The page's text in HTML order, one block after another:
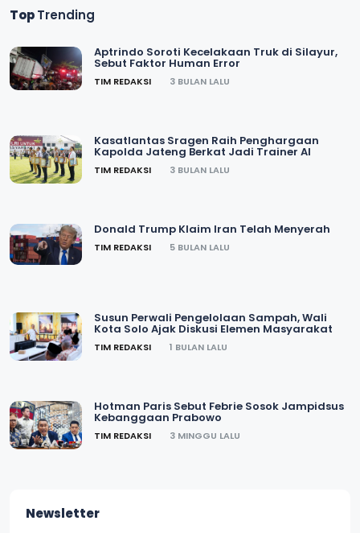
TopTrending
Aptrindo Soroti Kecelakaan Truk di Silayur,
Sebut Faktor Human Error
TIM REDAKSI 3 BULAN LALU
Kasatlantas Sragen Raih Penghargaan
Kapolda Jateng Berkat Jadi Trainer AI
TIM REDAKSI 3 BULAN LALU
Donald Trump Klaim Iran Telah Menyerah
TIM REDAKSI 5 BULAN LALU
Susun Perwali Pengelolaan Sampah, Wali
Kota Solo Ajak Diskusi Elemen Masyarakat
TIM REDAKSI 1 BULAN LALU
Hotman Paris Sebut Febrie Sosok Jampidsus
Kebanggaan Prabowo
TIM REDAKSI 3 MINGGU LALU
Newsletter